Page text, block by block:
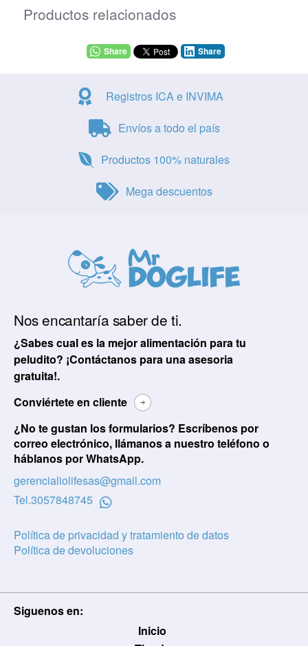
Productos relacionados
Share Share
Registros ICA e INVIMA
Envíos a todo el país
Productos 100% naturales
Mega descuentos
Nos encantaría saber de ti.
¿Sabes cual es la mejor alimentación para tu
peludito? ¡Contáctanos para una asesoria
gratuita!.
Conviértete en cliente
¿No te gustan los formularios? Escríbenos por
correo electrónico, llámanos a nuestro teléfono o
háblanos por WhatsApp.
gerencialiolifesas@gmail.com
Tel.3057848745
Política de privacidad y tratamiento de datos
Política de devoluciones
Siguenos en:
Inicio